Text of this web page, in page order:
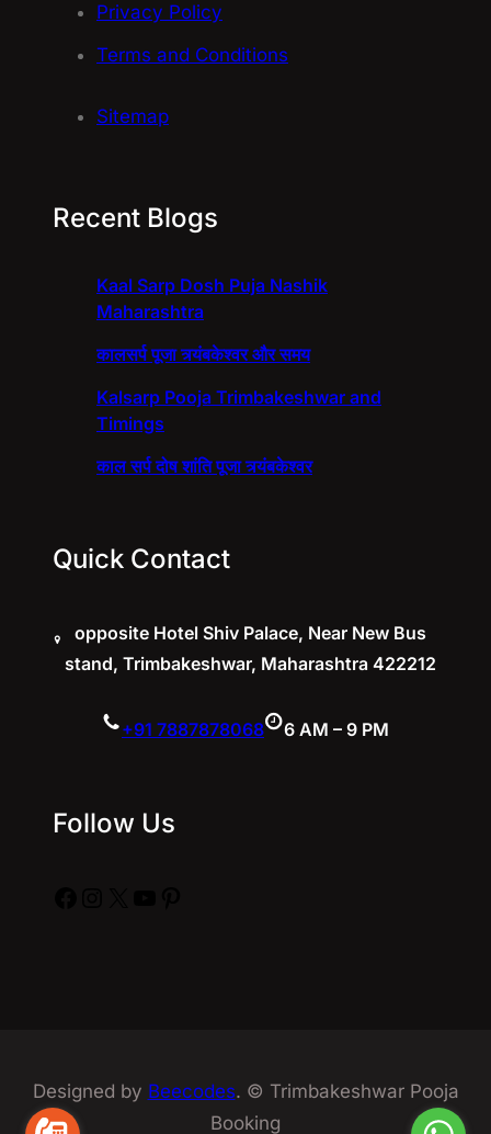
Privacy Policy
Terms and Conditions
Sitemap
Recent Blogs
Kaal Sarp Dosh Puja Nashik
Maharashtra
कालसर्प पूजा त्र्यंबकेश्वर और समय
Kalsarp Pooja Trimbakeshwar and
Timings
काल सर्प दोष शांति पूजा त्र्यंबकेश्वर
Quick Contact
opposite Hotel Shiv Palace, Near New Bus
stand, Trimbakeshwar, Maharashtra 422212
+91 7887878068 6 AM – 9 PM
Follow Us
Designed by Beecodes. © Trimbakeshwar Pooja
Booking